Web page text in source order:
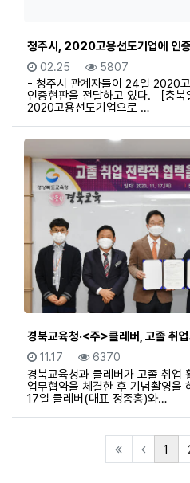
청주시, 2020고용선도기업에 인
등록일
02.25 조회
5807
- 청주시 관계자들이 24일 2020
인증현판을 전달하고 있다. ［충
2020고용선도기업으로 …
경북교육청·<주>클레버, 고졸 취
등록일
11.17 조회
6370
경북교육청과 클레버가 고졸 취업
업무협약을 체결한 후 기념촬영을
17일 클레버(대표 정종홍)와…
1